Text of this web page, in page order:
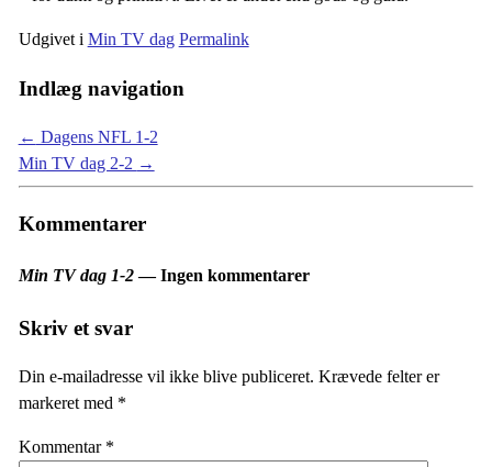
Udgivet i Min TV dag Permalink
Indlæg navigation
← Dagens NFL 1-2
Min TV dag 2-2 →
Kommentarer
Min TV dag 1-2— Ingen kommentarer
Skriv et svar
Din e-mailadresse vil ikke blive publiceret. Krævede felter er
markeret med *
Kommentar *